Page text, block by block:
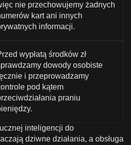
nie przechowujemy żadnych
kart ani innych
informacji.
wypłatą środków zł
dowody osobiste
i przeprowadzamy
pod kątem
praniu
inteligencji do
dziwne działania, a obsługa